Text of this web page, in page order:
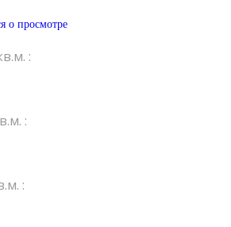
о просмотре
:
:
: